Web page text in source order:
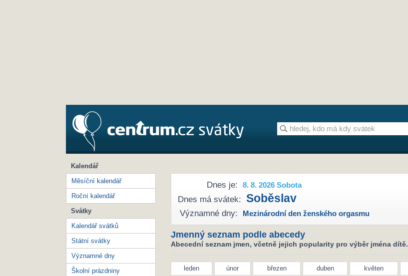
Dnes je: 8. 8. 2026 Sobota
Dnes má svátek: Soběslav
Významné dny: Mezinárodní den ženského orgasmu
Jmenný seznam podle abecedy
Abecední seznam jmen, včetně jejich popularity pro výběr jména dítě.
leden únor březen duben květen
Kalendář
Měsíční kalendář
Roční kalendář
Svátky
Kalendář svátků
Státní svátky
Významné dny
Školní prázdniny